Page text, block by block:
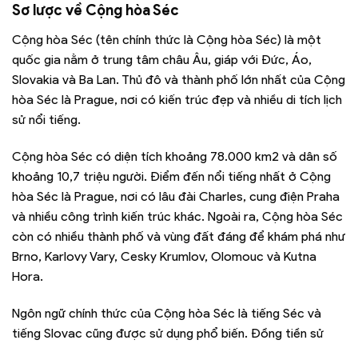
Sơ lược về Cộng hòa Séc
Cộng hòa Séc (tên chính thức là Cộng hòa Séc) là một
quốc gia nằm ở trung tâm châu Âu, giáp với Đức, Áo,
Slovakia và Ba Lan. Thủ đô và thành phố lớn nhất của Cộng
hòa Séc là Prague, nơi có kiến trúc đẹp và nhiều di tích lịch
sử nổi tiếng.
Cộng hòa Séc có diện tích khoảng 78.000 km2 và dân số
khoảng 10,7 triệu người. Điểm đến nổi tiếng nhất ở Cộng
hòa Séc là Prague, nơi có lâu đài Charles, cung điện Praha
và nhiều công trình kiến trúc khác. Ngoài ra, Cộng hòa Séc
còn có nhiều thành phố và vùng đất đáng để khám phá như
Brno, Karlovy Vary, Cesky Krumlov, Olomouc và Kutna
Hora.
Ngôn ngữ chính thức của Cộng hòa Séc là tiếng Séc và
tiếng Slovac cũng được sử dụng phổ biến. Đồng tiền sử